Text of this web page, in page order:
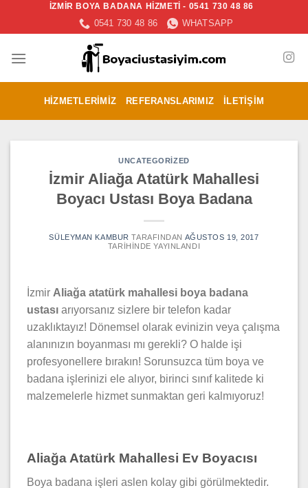
İZMİR BOYA BADANA HİZMETİ - 0541 730 48 86
0541 730 48 86 WHATSAPP
HIZMETLERIMIZ REFERANSLARIMIZ İLETIŞIM
UNCATEGORIZED
İzmir Aliağa Atatürk Mahallesi
Boyacı Ustası Boya Badana
SÜLEYMAN KAMBUR TARAFINDAN AĞUSTOS 19, 2017
TARIHINDE YAYINLANDI
İzmir Aliağa atatürk mahallesi boya badana
ustası arıyorsanız sizlere bir telefon kadar
uzaklıktayız! Dönemsel olarak evinizin veya çalışma
alanınızın boyanması mı gerekli? O halde işi
profesyonellere bırakın! Sorunsuzca tüm boya ve
badana işlerinizi ele alıyor, birinci sınıf kalitede ki
malzemelerle hizmet sunmaktan geri kalmıyoruz!
Aliağa Atatürk Mahallesi Ev Boyacısı
Boya badana işleri aslen kolay gibi görülmektedir.